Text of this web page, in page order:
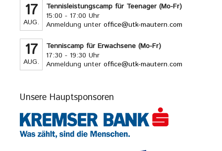
17
AUG.
Tennisleistungscamp für Teenager (Mo-Fr)
15:00 - 17:00 Uhr
Anmeldung unteroffice@utk-mautern.com
17
AUG.
Tenniscamp für Erwachsene (Mo-Fr)
17:30 - 19:30 Uhr
Anmeldung unteroffice@utk-mautern.com
Unsere Hauptsponsoren